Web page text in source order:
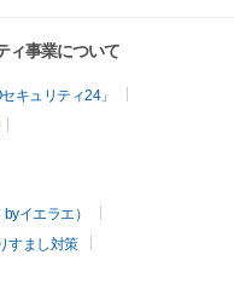
ィ事業について
キュリティ24」
イエラエ）
すまし対策